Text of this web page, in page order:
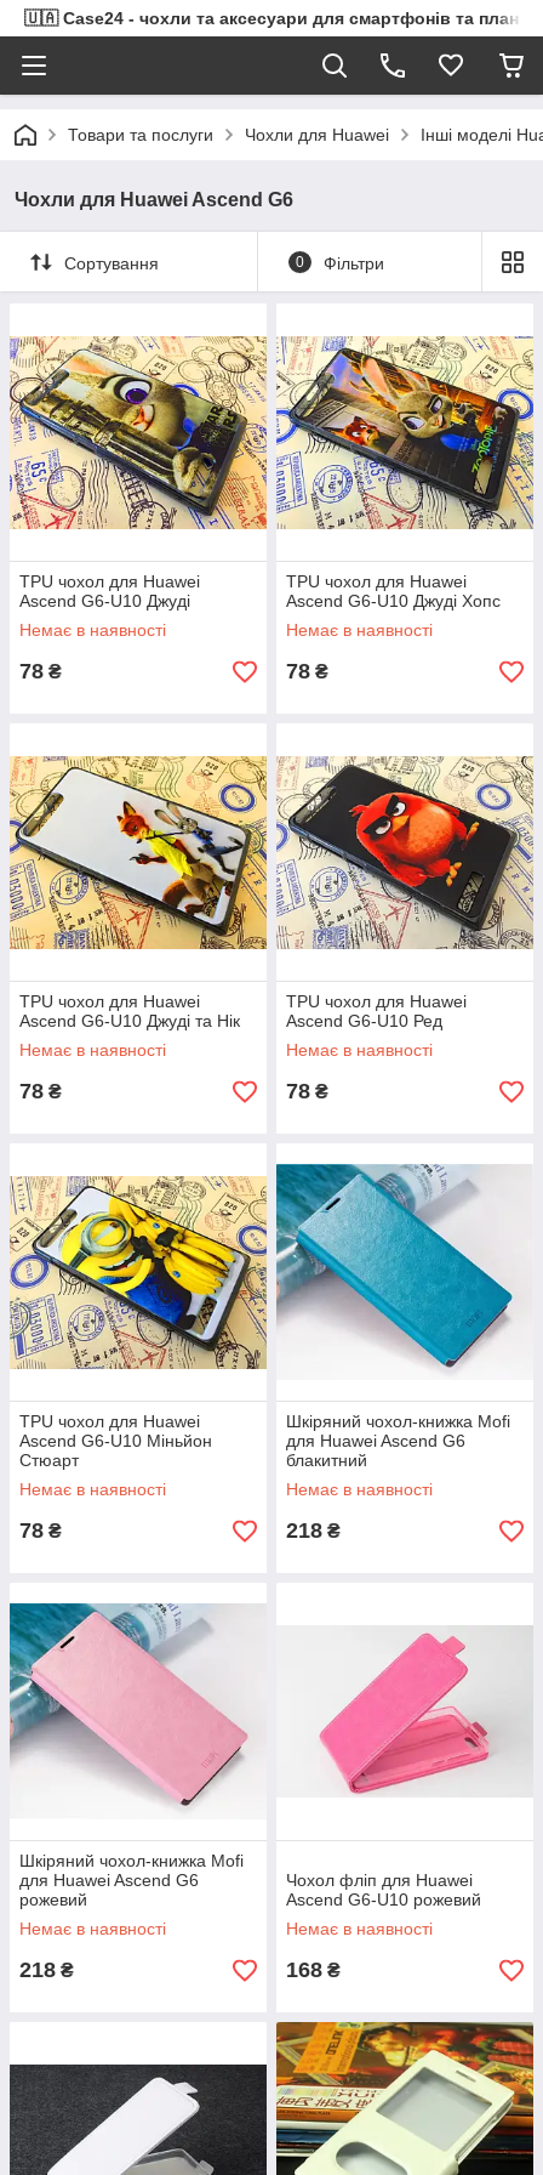
🇺🇦 Case24 - чохли та аксесуари для смартфонів та
Товари та послуги Чохли для Huawei Інші моделі
Чохли для Huawei Ascend G6
Сортування 0 Фільтри
TPU чохол для Huawei
Ascend G6-U10 Джуді
Немає в наявності
78 ₴
TPU чохол для Huawei
Ascend G6-U10 Джуді Хопс
Немає в наявності
78 ₴
TPU чохол для Huawei
Ascend G6-U10 Джуді та Нік
Немає в наявності
78 ₴
TPU чохол для Huawei
Ascend G6-U10 Ред
Немає в наявності
78 ₴
TPU чохол для Huawei
Ascend G6-U10 Міньйон
Стюарт
Немає в наявності
78 ₴
Шкіряний чохол-книжка Mofi
для Huawei Ascend G6
блакитний
Немає в наявності
218 ₴
Шкіряний чохол-книжка Mofi
для Huawei Ascend G6
рожевий
Немає в наявності
218 ₴
Чохол фліп для Huawei
Ascend G6-U10 рожевий
Немає в наявності
168 ₴